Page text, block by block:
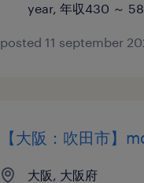
year, 年収430 ～
posted 11 september
【大阪：吹田市】
大阪, 大阪府